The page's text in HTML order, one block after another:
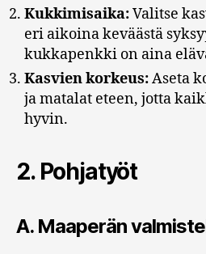
Kukkimisaika:Valitse
eri aikoina keväästä
kukkapenkki on aina
Kasvien korkeus:Aseta
ja matalat eteen, jotta
hyvin.
2. Pohjatyöt
A. Maaperän